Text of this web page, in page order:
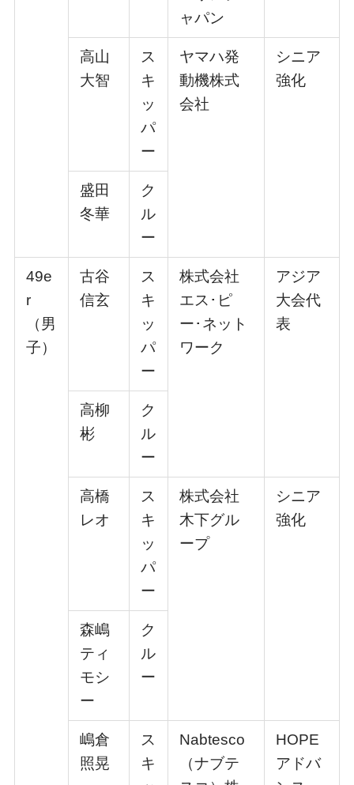
ャパン
⾼⼭
⼤智
ス
キ
ッ
パ
ー
ヤマハ発
動機株式
会社
シニア
強化
盛⽥
冬華
ク
ル
ー
49e
r
（男
⼦）
古⾕
信⽞
ス
キ
ッ
パ
ー
株式会社
エス･ピ
ー･ネット
ワーク
アジア
⼤会代
表
⾼柳
彬
ク
ル
ー
⾼橋
レオ
ス
キ
ッ
パ
ー
株式会社
⽊下グル
ープ
シニア
強化
森嶋
ティ
モシ
ー
ク
ル
ー
嶋倉
照晃
ス
キ
Nabtesco
（ナブテ
HOPE
アドバ